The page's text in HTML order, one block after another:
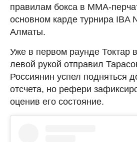
правилам бокса в ММА-
основном карде турнира IBA
Алматы.
Уже в первом раунде Токтар
левой рукой отправил
Россиянин успел подняться
отсчета, но рефери
оценив его состояние.